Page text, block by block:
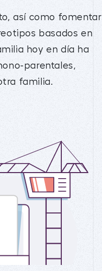
así como fomentar
basados en
hoy en día ha
parentales,
familia.